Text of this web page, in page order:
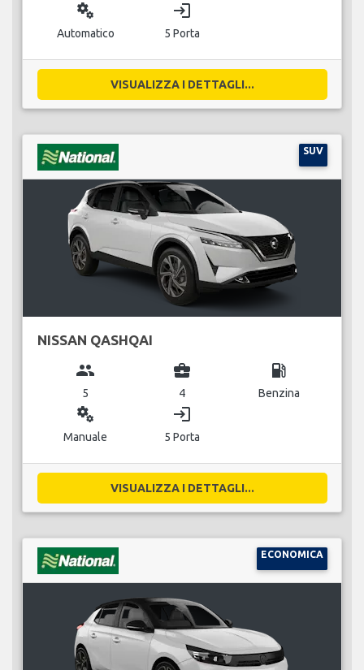
miscellaneous_services
Automatico
login
5 Porta
VISUALIZZA I DETTAGLI...
SUV
NISSAN QASHQAI
group
5
business_center
4
local_gas_station
Benzina
miscellaneous_services
Manuale
login
5 Porta
VISUALIZZA I DETTAGLI...
ECONOMICA